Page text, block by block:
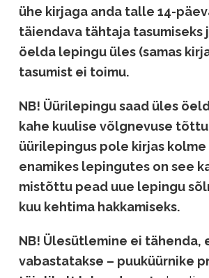
ühe kirjaga anda talle 14-
täiendava tähtaja tasumiseks
öelda lepingu üles (samas
tasumist ei toimu.
NB! Üürilepingu saad üles
kahe kuulise võlgnevuse tõttu
üürilepingus pole kirjas kolme
enamikes lepingutes on see
mistõttu pead uue lepingu
kuu kehtima hakkamiseks.
NB! Ülesütlemine ei tähenda,
vabastatakse – puuküürnike